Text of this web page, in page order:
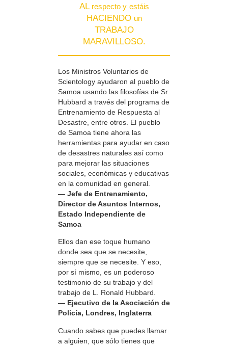
AL respecto y estáis
HACIENDO un
TRABAJO
MARAVILLOSO.
Los Ministros Voluntarios de
Scientology ayudaron al pueblo de
Samoa usando las filosofías de Sr.
Hubbard a través del programa de
Entrenamiento de Respuesta al
Desastre, entre otros. El pueblo
de Samoa tiene ahora las
herramientas para ayudar en caso
de desastres naturales así como
para mejorar las situaciones
sociales, económicas y educativas
en la comunidad en general.
— Jefe de Entrenamiento,
Director de Asuntos Internos,
Estado Independiente de
Samoa
Ellos dan ese toque humano
donde sea que se necesite,
siempre que se necesite. Y eso,
por sí mismo, es un poderoso
testimonio de su trabajo y del
trabajo de L. Ronald Hubbard.
— Ejecutivo de la Asociación de
Policía, Londres, Inglaterra
Cuando sabes que puedes llamar
a alguien, que sólo tienes que